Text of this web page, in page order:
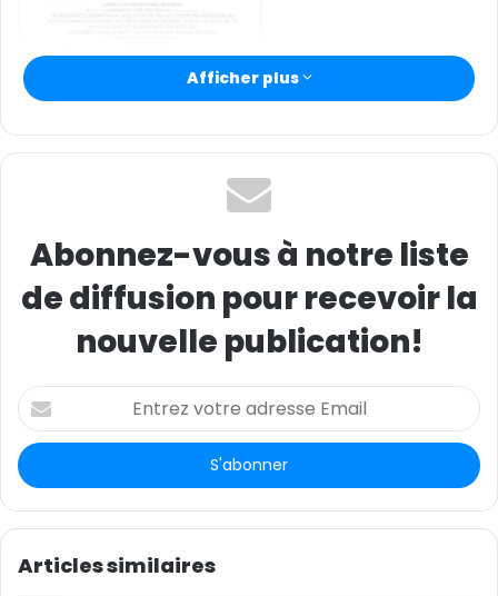
Afficher plus
Abonnez-vous à notre liste
de diffusion pour recevoir la
nouvelle publication!
E
n
r
e
z
o
Articles similaires